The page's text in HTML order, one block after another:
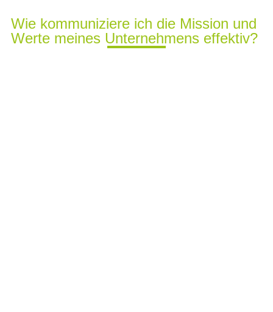
Wie kommuniziere ich die Mission und
Werte meines Unternehmens effektiv?